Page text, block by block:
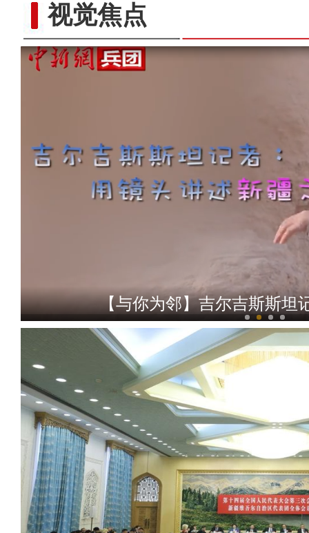
视觉焦点【与你为邻】韩国留学生何
【与你为邻】吉尔吉斯斯坦